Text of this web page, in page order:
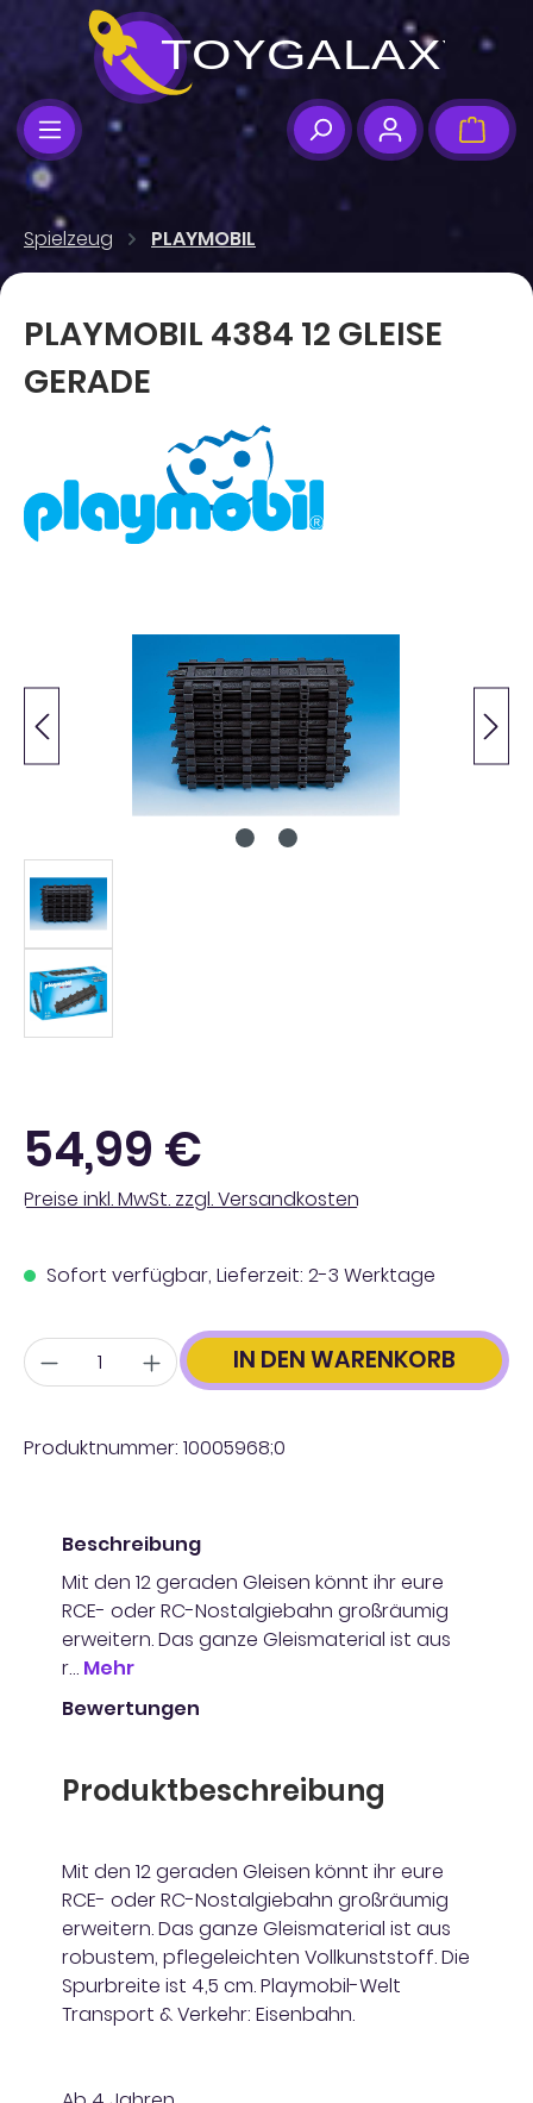
Zum Hauptinhalt springen
Spielzeug PLAYMOBIL
PLAYMOBIL 4384 12 GLEISE
GERADE
Regulärer Preis:
54,99 €
Preise inkl. MwSt. zzgl. Versandkosten
Sofort verfügbar, Lieferzeit: 2-3 Werktage
Anzahl IN DEN WARENKORB
Produktnummer: 10005968;0
Beschreibung
Mit den 12 geraden Gleisen könnt ihr eure
RCE- oder RC-Nostalgiebahn großräumig
erweitern. Das ganze Gleismaterial ist aus
r… Mehr
Bewertungen
Produktbeschreibung
Mit den 12 geraden Gleisen könnt ihr eure
RCE- oder RC-Nostalgiebahn großräumig
erweitern. Das ganze Gleismaterial ist aus
robustem, pflegeleichten Vollkunststoff. Die
Spurbreite ist 4,5 cm. Playmobil-Welt
Transport & Verkehr: Eisenbahn.